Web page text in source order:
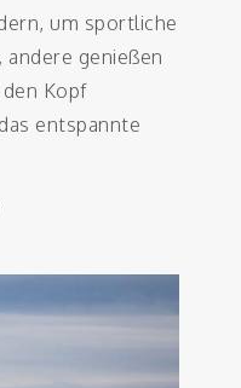
um sportliche
genießen
Kopf
entspannte